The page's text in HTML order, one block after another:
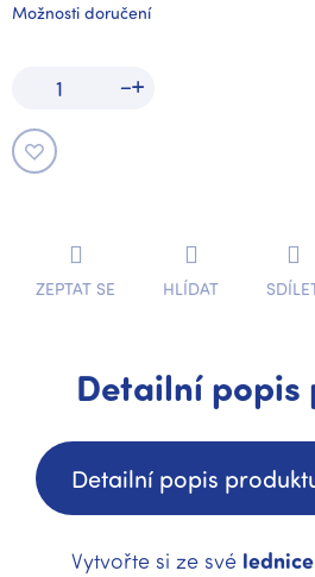
Možnosti doručení
ZEPTAT SE HLÍDAT
Detailní popis
Detailní popis
Vytvořte si ze své lednice